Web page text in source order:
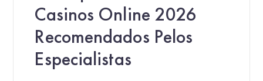
Casinos Online 2026
Recomendados Pelos
Especialistas